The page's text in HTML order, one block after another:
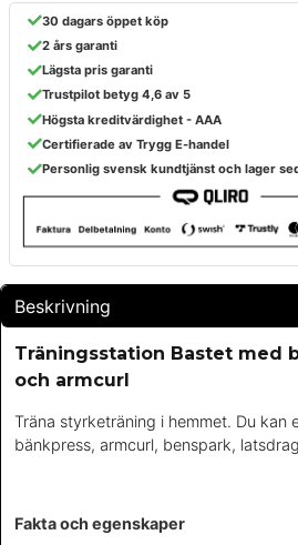
30 dagars öppet köp
2 års garanti
Lägsta pris garanti
Trustpilot betyg 4,6 av 5
Högsta kreditvärdighet - AAA
Certifierade av Trygg E-handel
Personlig svensk kundtjänst och lager
Beskrivning
Träningsstation Bastet med
och armcurl
Träna styrketräning i hemmet. Du kan
bänkpress, armcurl, benspark,
Fakta och egenskaper